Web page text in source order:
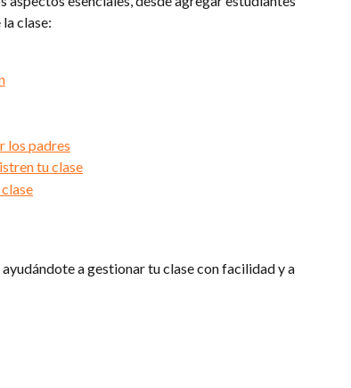
clase:
los padres
tu clase
a gestionar tu clase con facilidad y a